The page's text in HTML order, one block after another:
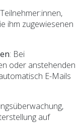
ihm zugewiesenen
: Bei
oder anstehenden
E-Mails
auf